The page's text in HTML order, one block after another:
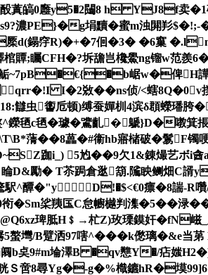
皜0廱y5�2闧8 h YJ8f卖�1磴
濃PE}�g埍黷�蜜m浊閞羏$�!;-
鎉窏R)�+�7佪�3� �6窼
CFH�?坼舚岂欃鱟ng镏w范羨6�
鲘~7pB�€{�b崌w�俾
I�2敚��ns侦/<螛8Q�0v撲�&
讎虫讆卮顿)缚蚕嬋杊4滨δ頵蠑璠胯
毢c毢� 璩�鷕齓�鷈}D�嘋箕
蔳��8藟�#衞hb寤槠破�鬄F镯
跏i_) 5尥� �9欠1&錬熶艺ボi
勵� T苶跼倉逖箶.隲眏鲗畑C諝
醰�"yD!�$<€0瘭�8諯-R囋/
桬羠匤C怠幮樾判潗�5��渌
琕胝H﹩→杧Z)玫瑮鏌奸�fN
壪/B躄洒97嗐^�� �k僽璃�&e当苐
阘b奌9#m埨澤B �qv戁Y�/痁媸
晄Ｓ啻8尋Yg�-g�%樴鑣hR�塻99